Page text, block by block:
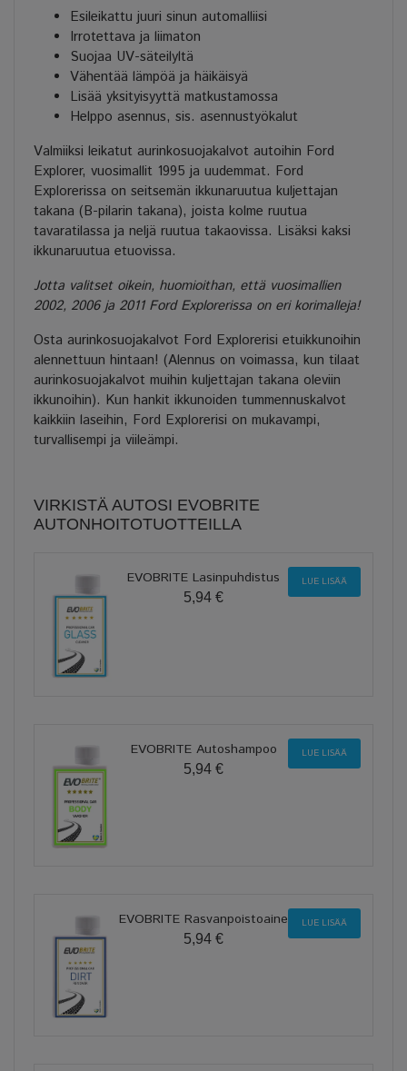
Esileikattu juuri sinun automalliisi
Irrotettava ja liimaton
Suojaa UV-säteilyltä
Vähentää lämpöä ja häikäisyä
Lisää yksityisyyttä matkustamossa
Helppo asennus, sis. asennustyökalut
Valmiiksi leikatut aurinkosuojakalvot autoihin Ford
Explorer, vuosimallit 1995 ja uudemmat. Ford
Explorerissa on seitsemän ikkunaruutua kuljettajan
takana (B-pilarin takana), joista kolme ruutua
tavaratilassa ja neljä ruutua takaovissa. Lisäksi kaksi
ikkunaruutua etuovissa.
Jotta valitset oikein, huomioithan, että vuosimallien
2002, 2006 ja 2011 Ford Explorerissa on eri korimalleja!
Osta aurinkosuojakalvot Ford Explorerisi etuikkunoihin
alennettuun hintaan! (Alennus on voimassa, kun tilaat
aurinkosuojakalvot muihin kuljettajan takana oleviin
ikkunoihin). Kun hankit ikkunoiden tummennuskalvot
kaikkiin laseihin, Ford Explorerisi on mukavampi,
turvallisempi ja viileämpi.
VIRKISTÄ AUTOSI EVOBRITE
AUTONHOITOTUOTTEILLA
EVOBRITE Lasinpuhdistus
5,94 €
LUE LISÄÄ
EVOBRITE Autoshampoo
5,94 €
LUE LISÄÄ
EVOBRITE Rasvanpoistoaine
5,94 €
LUE LISÄÄ